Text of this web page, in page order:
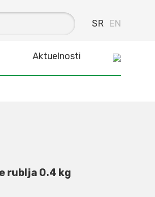
SR EN
Aktuelnosti
rublja 0.4 kg